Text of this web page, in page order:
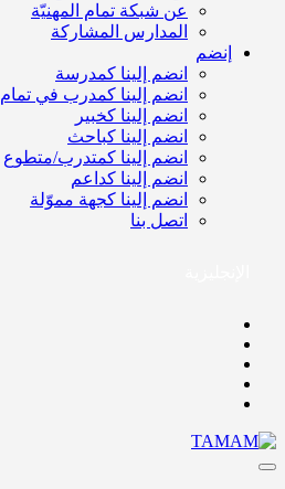
عن شبكة تمام المهنيّة
المدارس المشاركة
إنضم
انضم إلينا كمدرسة
انضم إلينا كمدرب في تمام
انضم إلينا كخبير
انضم إلينا كباحث
انضم إلينا كمتدرب/متطوع
انضم إلينا كداعم
انضم إلينا كجهة مموّلة
اتصل بنا